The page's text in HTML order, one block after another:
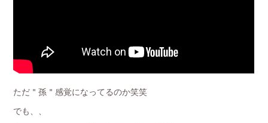
ただ＂孫＂感覚になってるのか笑笑
でも、、